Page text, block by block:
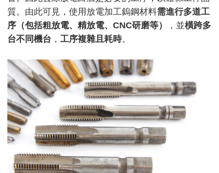
質。由此可見，使用放電加工鎢鋼材料需進行多道工
序（包括粗放電、精放電、 CNC研磨等） ，並橫跨多
台不同機台 ， 工序複雜且耗時。